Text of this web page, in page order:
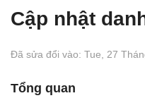
Cập nhật
Đã sửa đổi vào: Tue, 27
Tổng quan